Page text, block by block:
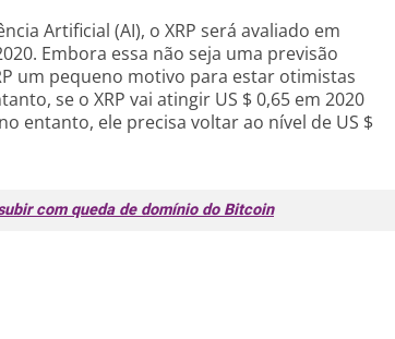
Artificial (AI), o XRP será avaliado em
Embora essa não seja uma previsão
um pequeno motivo para estar otimistas
se o XRP vai atingir US $ 0,65 em 2020
entanto, ele precisa voltar ao nível de US $
com queda de domínio do Bitcoin